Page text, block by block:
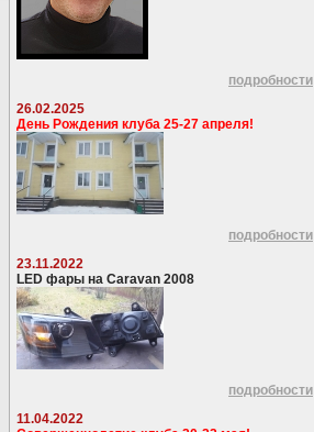
подробности
26.02.2025
День Рождения клуба 25-27 апреля!
подробности
23.11.2022
LED фары на Caravan 2008
подробности
11.04.2022